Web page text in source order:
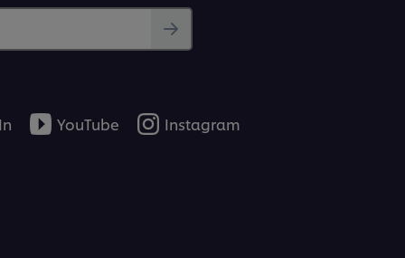
YouTube Instagram